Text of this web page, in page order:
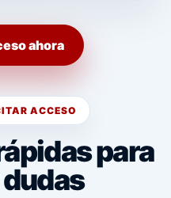
ahora
ACCESO
para